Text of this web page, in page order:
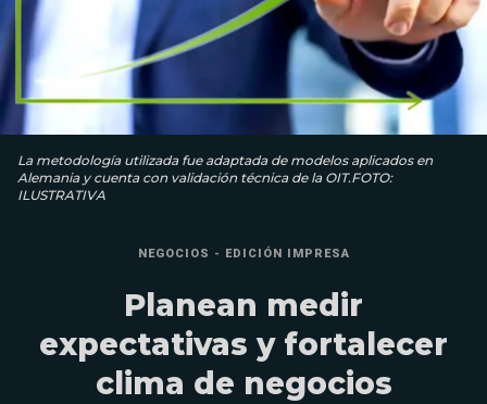
La metodología utilizada fue adaptada de modelos aplicados en
Alemania y cuenta con validación técnica de la OIT.FOTO:
ILUSTRATIVA
NEGOCIOS - EDICIÓN IMPRESA
Planean medir
expectativas y fortalecer
clima de negocios